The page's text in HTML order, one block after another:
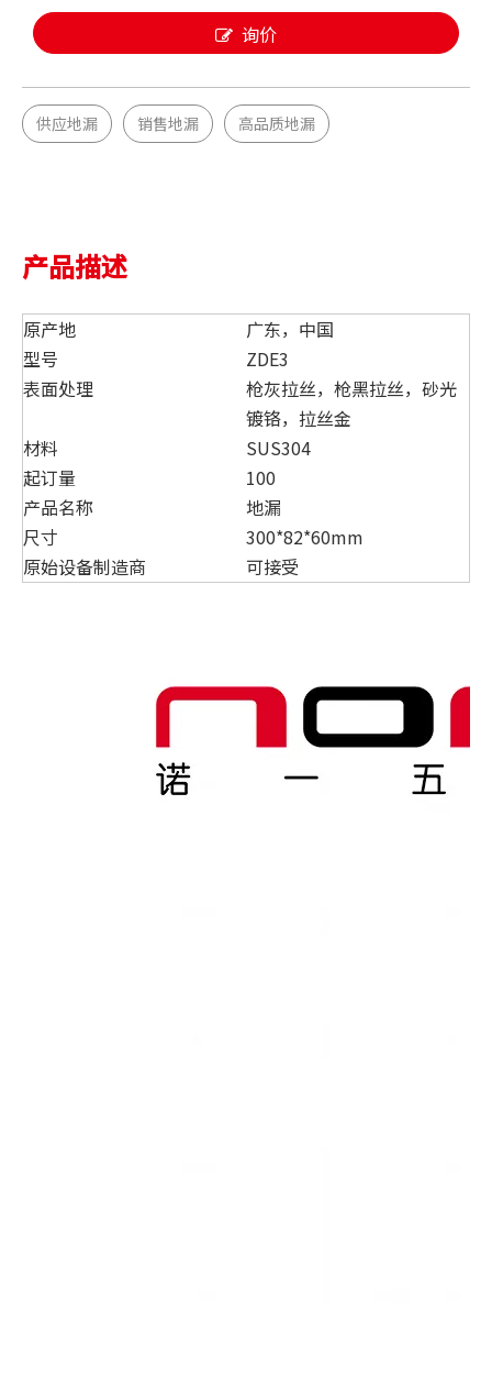
询价
供应地漏 销售地漏 高品质地漏
产品描述
原产地
广东，中国
型号
ZDE3
表面处理
枪灰拉丝，枪黑拉丝，砂光
镀铬，拉丝金
材料
SUS304
起订量
100
产品名称
地漏
尺寸
300*82*60mm
原始设备制造商
可接受